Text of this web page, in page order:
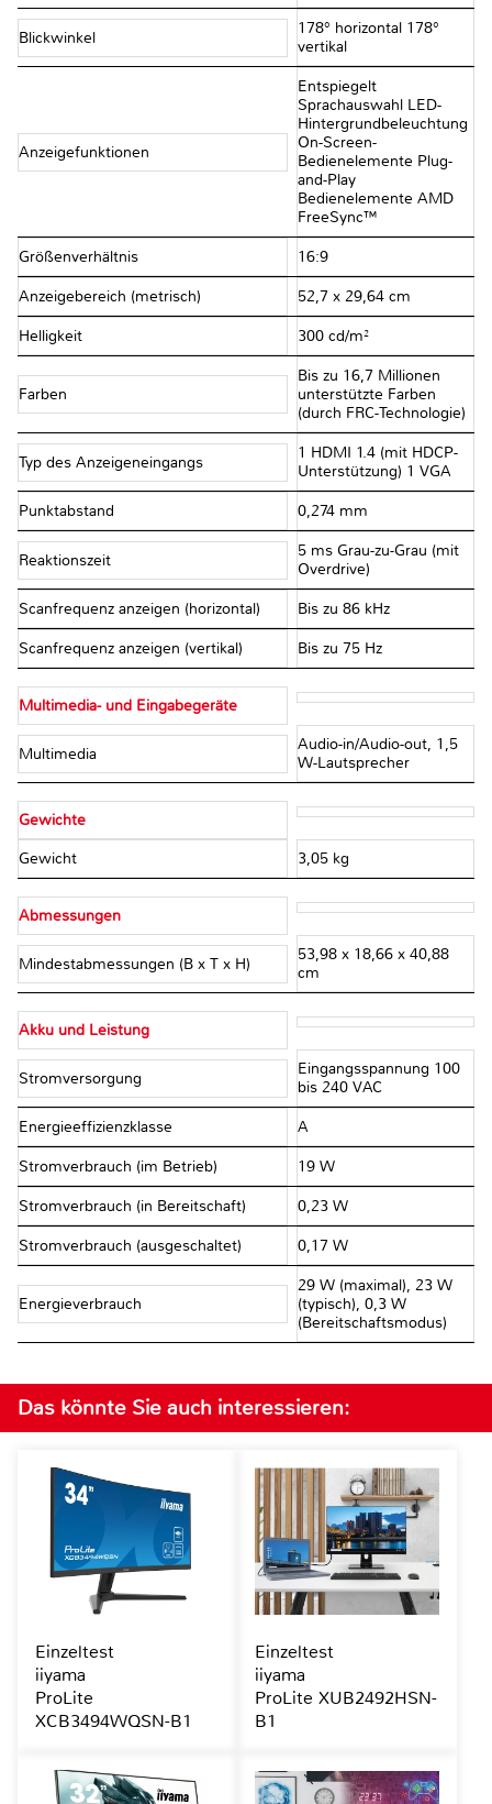
Blickwinkel
178° horizontal 178°
vertikal
Anzeigefunktionen
Entspiegelt
Sprachauswahl LED-
Hintergrundbeleuchtung
On-Screen-
Bedienelemente Plug-
and-Play
Bedienelemente AMD
FreeSync™
Größenverhältnis 16:9
Anzeigebereich (metrisch) 52,7 x 29,64 cm
Helligkeit 300 cd/m²
Farben
Bis zu 16,7 Millionen
unterstützte Farben
(durch FRC-Technologie)
Typ des Anzeigeneingangs
1 HDMI 1.4 (mit HDCP-
Unterstützung) 1 VGA
Punktabstand 0,274 mm
Reaktionszeit
5 ms Grau-zu-Grau (mit
Overdrive)
Scanfrequenz anzeigen (horizontal) Bis zu 86 kHz
Scanfrequenz anzeigen (vertikal) Bis zu 75 Hz
Multimedia- und Eingabegeräte
Multimedia
Audio-in/Audio-out, 1,5
W-Lautsprecher
Gewichte
Gewicht 3,05 kg
Abmessungen
Mindestabmessungen (B x T x H)
53,98 x 18,66 x 40,88
cm
Akku und Leistung
Stromversorgung
Eingangsspannung 100
bis 240 VAC
Energieeffizienzklasse A
Stromverbrauch (im Betrieb) 19 W
Stromverbrauch (in Bereitschaft) 0,23 W
Stromverbrauch (ausgeschaltet) 0,17 W
Energieverbrauch
29 W (maximal), 23 W
(typisch), 0,3 W
(Bereitschaftsmodus)
Das könnte Sie auch interessieren:
Einzeltest
iiyama
ProLite
XCB3494WQSN-B1
Einzeltest
iiyama
ProLite XUB2492HSN-
B1